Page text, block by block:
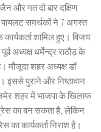
और गत दो बार दक्षिण
पायलट समर्थकों ने 7 अगस्त
शामिल हुए। विजय
अध्यक्ष धर्मेन्द्र राठौड़ के
शहर अध्यक्ष डॉ.
इससे पुराने और निष्ठावान
शहर में भाजपा के खिलाफ
का बन सकता है, लेकिन
का कार्यकर्ता निराश है।